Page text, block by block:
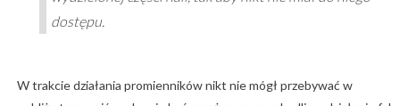
dostępu.
W trakcie działania promienników nikt nie mógł przebywać w